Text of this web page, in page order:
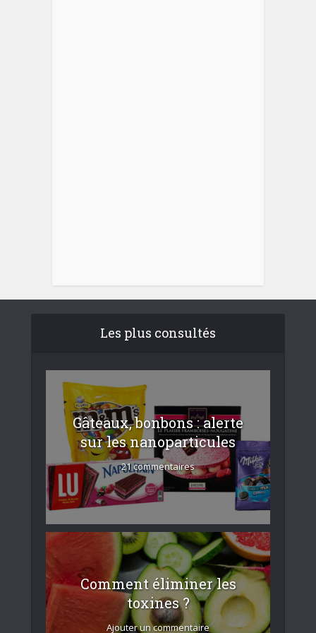
Les plus consultés
Gâteaux, bonbons : alerte
sur les nanoparticules
21 commentaires
Comment éliminer les
toxines ?
Ajouter un commentaire